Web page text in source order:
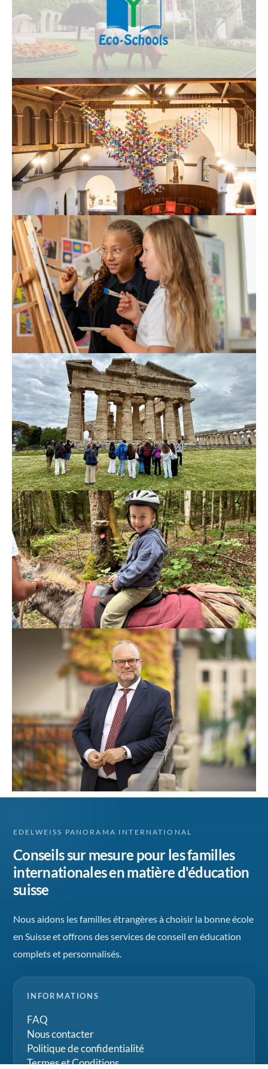
EDELWEISS PANORAMA INTERNATIONAL
Conseils sur mesure pour les familles
internationales en matière d'éducation
suisse
Nous aidons les familles étrangères à choisir la bonne école
en Suisse et offrons des services de conseil en éducation
complets et personnalisés.
INFORMATIONS
FAQ
Nous contacter
Politique de confidentialité
Termes et Conditions